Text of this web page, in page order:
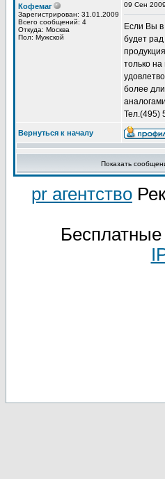
Кофемаг
Зарегистрирован: 31.01.2009
Всего сообщений: 4
Откуда: Москва
Пол: Мужской
09 Сен
Если Вы
будет
только
более
Тел.(495)
Вернуться к началу
Показать
pr агентство